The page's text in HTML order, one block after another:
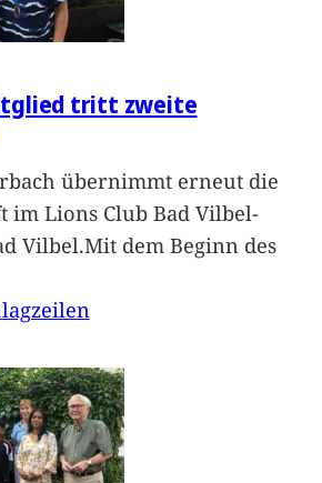
tritt zweite
übernimmt erneut die
im Lions Club Bad Vilbel-
Vilbel.Mit dem Beginn des